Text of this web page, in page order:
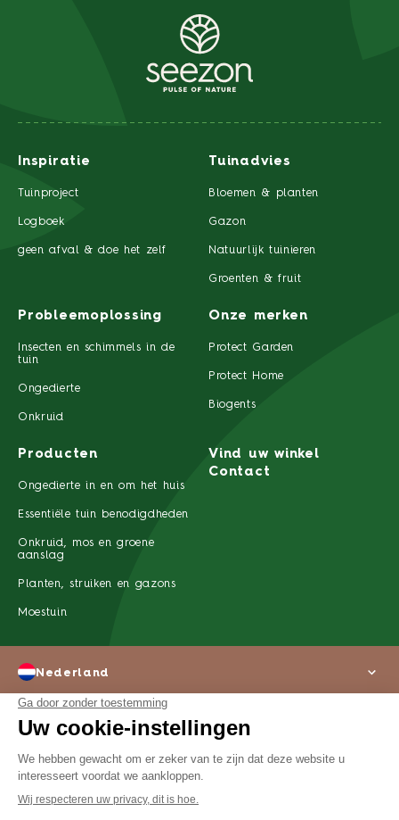
Inspiratie
Tuinproject
Logboek
geen afval & doe het zelf
Tuinadvies
Bloemen & planten
Gazon
Natuurlijk tuinieren
Groenten & fruit
Probleemoplossing
Insecten en schimmels in de
tuin
Ongedierte
Onkruid
Onze merken
Protect Garden
Protect Home
Biogents
Producten
Ongedierte in en om het huis
Essentiële tuin benodigdheden
Onkruid, mos en groene
aanslag
Planten, struiken en gazons
Moestuin
Vind uw winkel
Contact
Over ons Wettelijke kennisgeving Privacyverklaring
©2022 SBM Life Science Alle rechten voorbehouden
Nederland